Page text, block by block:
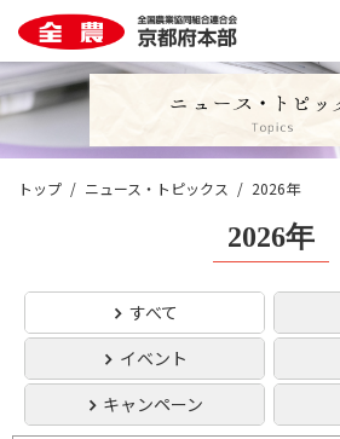
トップ ニュース・トピックス 2026年
2026年
すべて
イベント
キャンペーン